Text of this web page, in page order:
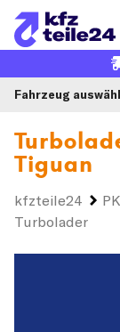
Fahrzeug
Tiguan
kfzteile24
Turbolader